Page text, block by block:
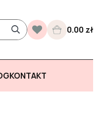
0.00 zł
KONTAKT